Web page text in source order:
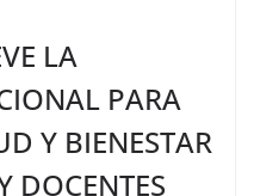
LA
PARA
Y BIENESTAR
DOCENTES